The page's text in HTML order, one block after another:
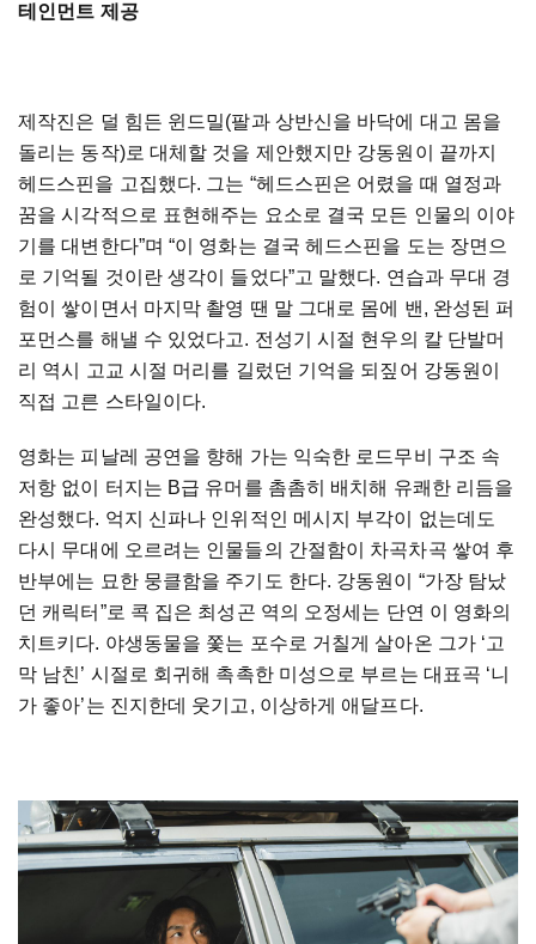
테인먼트 제공
제작진은 덜 힘든 윈드밀(팔과 상반신을 바닥에 대고 몸을
돌리는 동작)로 대체할 것을 제안했지만 강동원이 끝까지
헤드스핀을 고집했다. 그는 “헤드스핀은 어렸을 때 열정과
꿈을 시각적으로 표현해주는 요소로 결국 모든 인물의 이야
기를 대변한다”며 “이 영화는 결국 헤드스핀을 도는 장면으
로 기억될 것이란 생각이 들었다”고 말했다. 연습과 무대 경
험이 쌓이면서 마지막 촬영 땐 말 그대로 몸에 밴, 완성된 퍼
포먼스를 해낼 수 있었다고. 전성기 시절 현우의 칼 단발머
리 역시 고교 시절 머리를 길렀던 기억을 되짚어 강동원이
직접 고른 스타일이다.
영화는 피날레 공연을 향해 가는 익숙한 로드무비 구조 속
저항 없이 터지는 B급 유머를 촘촘히 배치해 유쾌한 리듬을
완성했다. 억지 신파나 인위적인 메시지 부각이 없는데도
다시 무대에 오르려는 인물들의 간절함이 차곡차곡 쌓여 후
반부에는 묘한 뭉클함을 주기도 한다. 강동원이 “가장 탐났
던 캐릭터”로 콕 집은 최성곤 역의 오정세는 단연 이 영화의
치트키다. 야생동물을 쫓는 포수로 거칠게 살아온 그가 ‘고
막 남친’ 시절로 회귀해 촉촉한 미성으로 부르는 대표곡 ‘니
가 좋아’는 진지한데 웃기고, 이상하게 애달프다.